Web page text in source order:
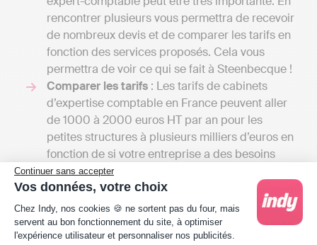
Continuer sans accepter
Vos données, votre choix
Plateforme de Gestion du Consentement :
Chez Indy, nos cookies 🍪 ne sortent pas du four, mais
servent au bon fonctionnement du site, à optimiser
l'expérience utilisateur et personnaliser nos publicités.
rencontrer plusieurs vous permettra de recevoir
de nombreux devis et de comparer les tarifs en
fonction des services proposés. Cela vous
permettra de voir ce qui se fait à Steenbecque !
Comparer les tarifs : Les tarifs de cabinets
d’expertise comptable en France peuvent aller
de 1000 à 2000 euros HT par an pour les
petites structures à plusieurs milliers d’euros en
fonction de si votre entreprise a des besoins
simples de comptabilité de trésorerie ou une
comptabilité d’engagement avec gestion de la
paie, budget prévisionnel etc.
A titre de comparaison, une solution en ligne
comme Indy coûte entre 240 € et 588 € / an HT